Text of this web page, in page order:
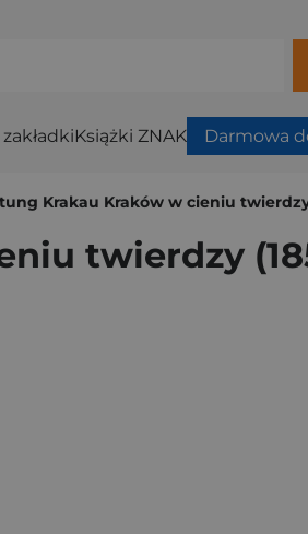
Książki ZNAK Darmowa
Krakau Kraków w cieniu twierdzy
twierdzy